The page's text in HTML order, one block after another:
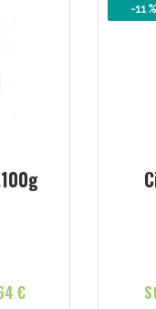
€
-11 %